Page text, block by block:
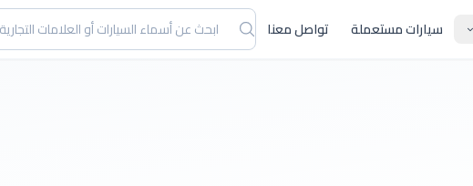
سيارات مستعملة تواصل معنا